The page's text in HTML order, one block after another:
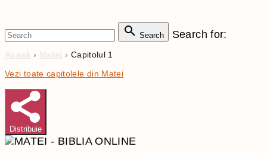
Search Search for:
Acasă › Matei › Capitolul 1
Vezi toate capitolele din Matei
Distribuie